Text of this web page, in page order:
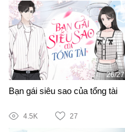
26/27
Bạn gái siêu sao của tổng tài
4.5K 27